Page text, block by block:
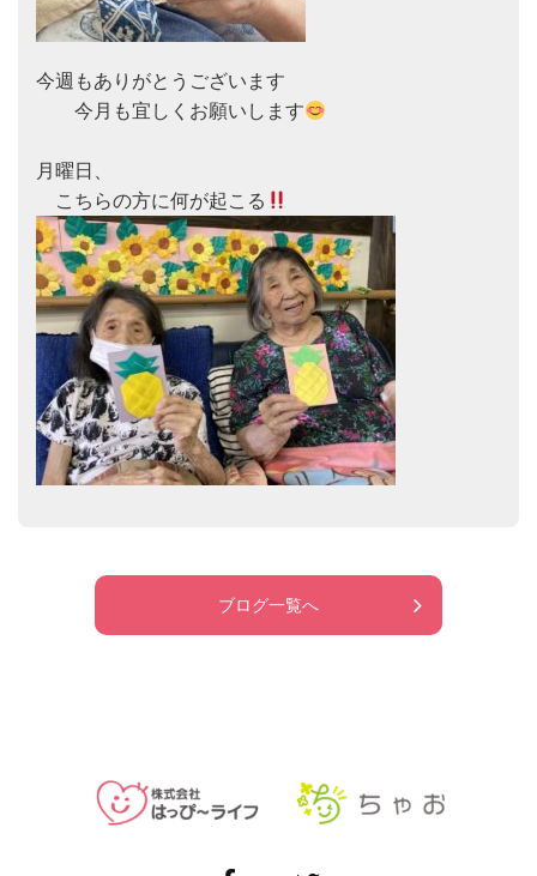
今週もありがとうございます
今月も宜しくお願いします
月曜日、
こちらの方に何が起こる
ブログ一覧へ